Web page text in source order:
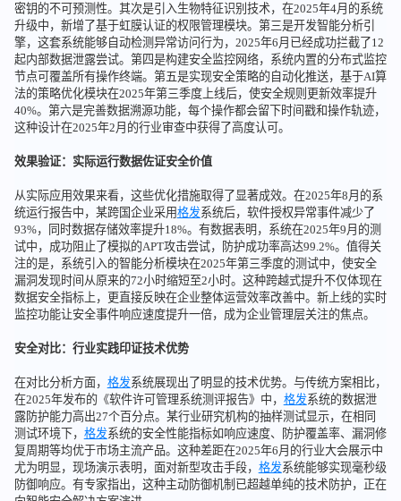
密钥的不可预测性。其次是引入生物特征识别技术，在2025年4月的系统
升级中，新增了基于虹膜认证的权限管理模块。第三是开发智能分析引
擎，这套系统能够自动检测异常访问行为，2025年6月已经成功拦截了12
起内部数据泄露尝试。第四是构建安全监控网络，系统内置的分布式监控
节点可覆盖所有操作终端。第五是实现安全策略的自动化推送，基于AI算
法的策略优化模块在2025年第三季度上线后，使安全规则更新效率提升
40%。第六是完善数据溯源功能，每个操作都会留下时间戳和操作轨迹，
这种设计在2025年2月的行业审查中获得了高度认可。
效果验证：实际运行数据佐证安全价值
从实际应用效果来看，这些优化措施取得了显著成效。在2025年8月的系
统运行报告中，某跨国企业采用格发系统后，软件授权异常事件减少了
93%，同时数据存储效率提升18%。有数据表明，系统在2025年9月的测
试中，成功阻止了模拟的APT攻击尝试，防护成功率高达99.2%。值得关
注的是，系统引入的智能分析模块在2025年第三季度的测试中，使安全
漏洞发现时间从原来的72小时缩短至2小时。这种跨越式提升不仅体现在
数据安全指标上，更直接反映在企业整体运营效率改善中。新上线的实时
监控功能让安全事件响应速度提升一倍，成为企业管理层关注的焦点。
安全对比：行业实践印证技术优势
在对比分析方面， 格发系统展现出了明显的技术优势。与传统方案相比，
在2025年发布的《软件许可管理系统测评报告》中， 格发系统的数据泄
露防护能力高出27个百分点。某行业研究机构的抽样测试显示，在相同
测试环境下， 格发系统的安全性能指标如响应速度、防护覆盖率、漏洞修
复周期等均优于市场主流产品。这种差距在2025年6月的行业大会展示中
尤为明显，现场演示表明，面对新型攻击手段， 格发系统能够实现毫秒级
防御响应。有专家指出，这种主动防御机制已超越单纯的技术防护，正在